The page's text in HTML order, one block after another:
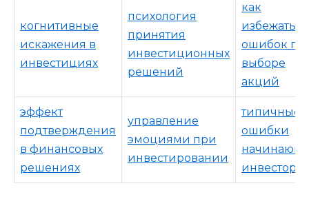
когнитивные
искажения в
инвестициях
психология
принятия
инвестиционных
решений
как
избежать
ошибок
выборе
акций
эффект
подтверждения
в финансовых
решениях
управление
эмоциями при
инвестировании
типичные
ошибки